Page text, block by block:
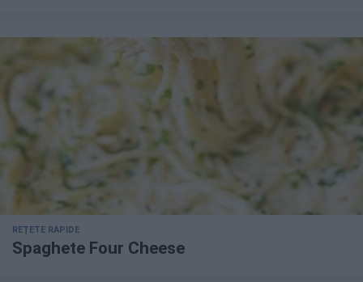
REȚETE RAPIDE
Spaghete Four Cheese